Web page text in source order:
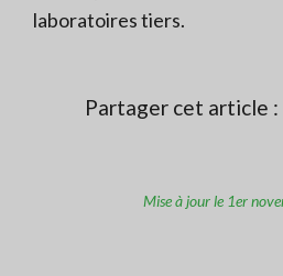
laboratoires tiers.
Partager cet article :
Mise à jour le 1er